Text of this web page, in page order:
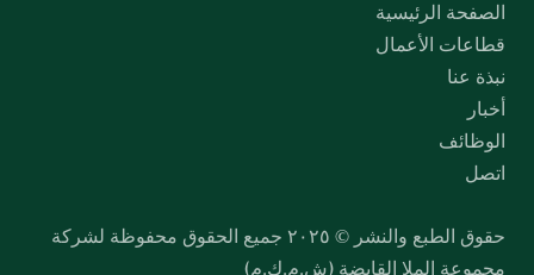
الصفحة الرئيسية
قطاعات الأعمال
نبذة عنا
أخبار
الوظائف
اتصل
مجموعة الملا القابضة (ش.م.ك.م)